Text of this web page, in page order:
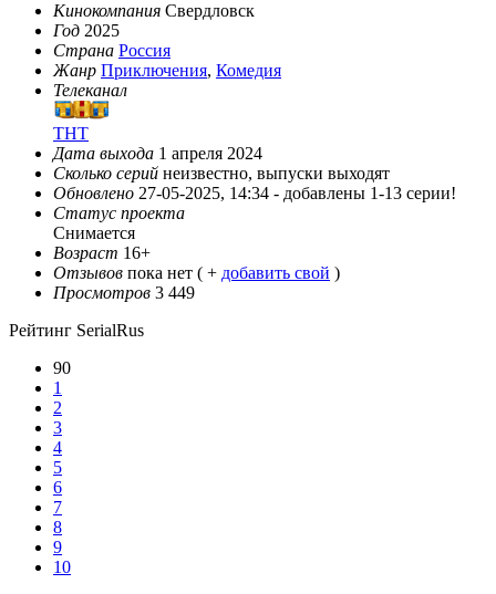
Кинокомпания Свердловск
Год 2025
Страна Россия
Жанр Приключения, Комедия
Телеканал
ТНТ
Дата выхода 1 апреля 2024
Сколько серий неизвестно, выпуски выходят
Обновлено 27-05-2025, 14:34 - добавлены 1-13 серии!
Статус проекта
Снимается
Возраст 16+
Отзывов пока нет ( + добавить свой )
Просмотров 3 449
Рейтинг SerialRus
90
1
2
3
4
5
6
7
8
9
10